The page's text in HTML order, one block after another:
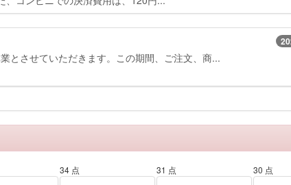
とさせていただきます。この期間、ご注文、商...
34 点 31 点 30 点